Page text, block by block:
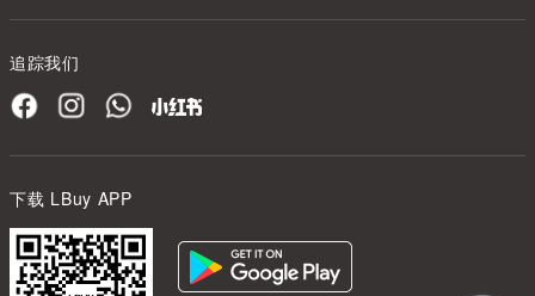
追踪我们
下载 LBuy APP